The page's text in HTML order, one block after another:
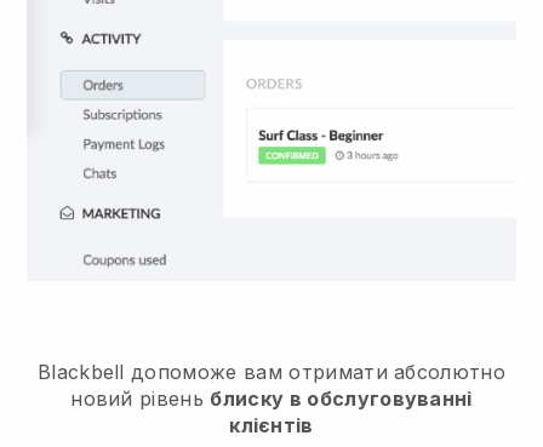
Blackbell допоможе вам отримати абсолютно
новий рівень блиску в обслуговуванні
клієнтів